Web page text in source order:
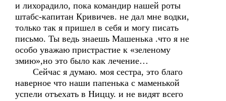
и лихорадило, пока командир нашей роты
штабс-капитан Кривичев. не дал мне водки,
только так я пришел в себя и могу писать
письмо. Ты ведь знаешь Машенька .что я не
особо уважаю пристрастие к «зеленому
змию»,но это было как лечение…
Сейчас я думаю. моя сестра, это благо
наверное что наши папенька с маменькой
успели отъехать в Ниццу. и не видят всего